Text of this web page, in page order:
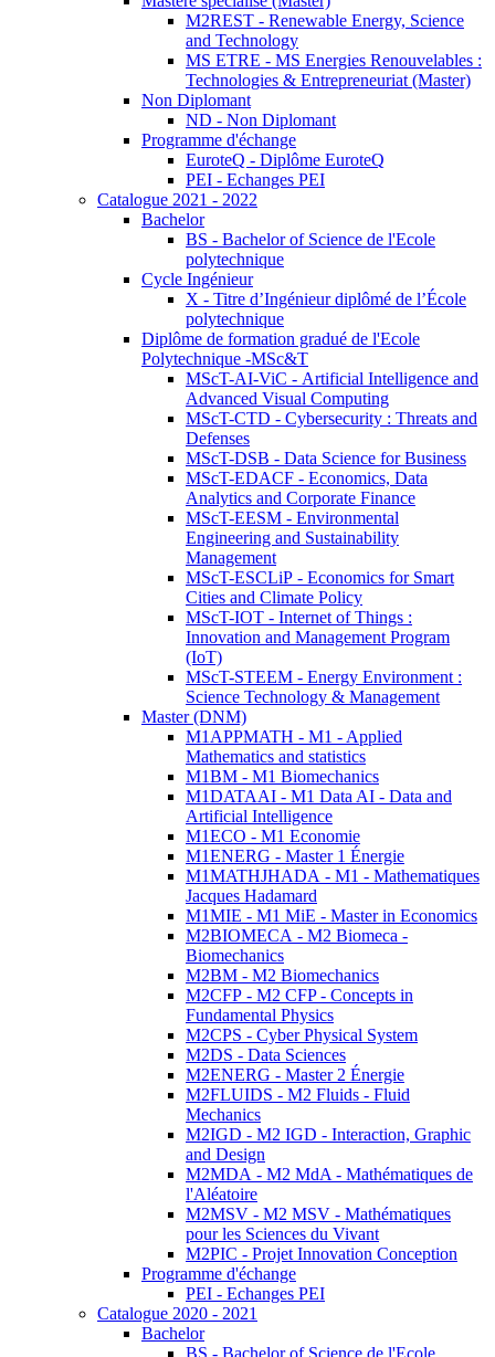
M2REST - Renewable Energy, Science
and Technology
MS ETRE - MS Energies Renouvelables :
Technologies & Entrepreneuriat (Master)
Non Diplomant
ND - Non Diplomant
Programme d'échange
EuroteQ - Diplôme EuroteQ
PEI - Echanges PEI
Catalogue 2021 - 2022
Bachelor
BS - Bachelor of Science de l'Ecole
polytechnique
Cycle Ingénieur
X - Titre d’Ingénieur diplômé de l’École
polytechnique
Diplôme de formation gradué de l'Ecole
Polytechnique -MSc&T
MScT-AI-ViC - Artificial Intelligence and
Advanced Visual Computing
MScT-CTD - Cybersecurity : Threats and
Defenses
MScT-DSB - Data Science for Business
MScT-EDACF - Economics, Data
Analytics and Corporate Finance
MScT-EESM - Environmental
Engineering and Sustainability
Management
MScT-ESCLiP - Economics for Smart
Cities and Climate Policy
MScT-IOT - Internet of Things :
Innovation and Management Program
(IoT)
MScT-STEEM - Energy Environment :
Science Technology & Management
Master (DNM)
M1APPMATH - M1 - Applied
Mathematics and statistics
M1BM - M1 Biomechanics
M1DATAAI - M1 Data AI - Data and
Artificial Intelligence
M1ECO - M1 Economie
M1ENERG - Master 1 Énergie
M1MATHJHADA - M1 - Mathematiques
Jacques Hadamard
M1MIE - M1 MiE - Master in Economics
M2BIOMECA - M2 Biomeca -
Biomechanics
M2BM - M2 Biomechanics
M2CFP - M2 CFP - Concepts in
Fundamental Physics
M2CPS - Cyber Physical System
M2DS - Data Sciences
M2ENERG - Master 2 Énergie
M2FLUIDS - M2 Fluids - Fluid
Mechanics
M2IGD - M2 IGD - Interaction, Graphic
and Design
M2MDA - M2 MdA - Mathématiques de
l'Aléatoire
M2MSV - M2 MSV - Mathématiques
pour les Sciences du Vivant
M2PIC - Projet Innovation Conception
Programme d'échange
PEI - Echanges PEI
Catalogue 2020 - 2021
Bachelor
BS - Bachelor of Science de l'Ecole